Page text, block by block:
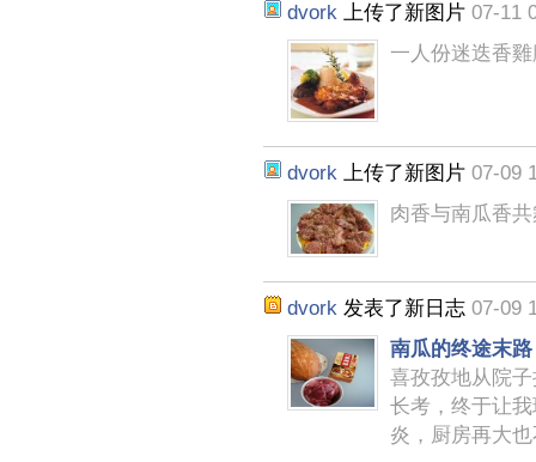
dvork 上传了新图片 07-11
一人份迷迭香
dvork 上传了新图片 07-09
肉香与南瓜香
dvork 发表了新日志 07-09
南瓜的终途末路
喜孜孜地从院
长考，终于让
炎，厨房再大